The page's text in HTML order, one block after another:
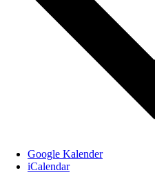
Google Kalender
iCalendar